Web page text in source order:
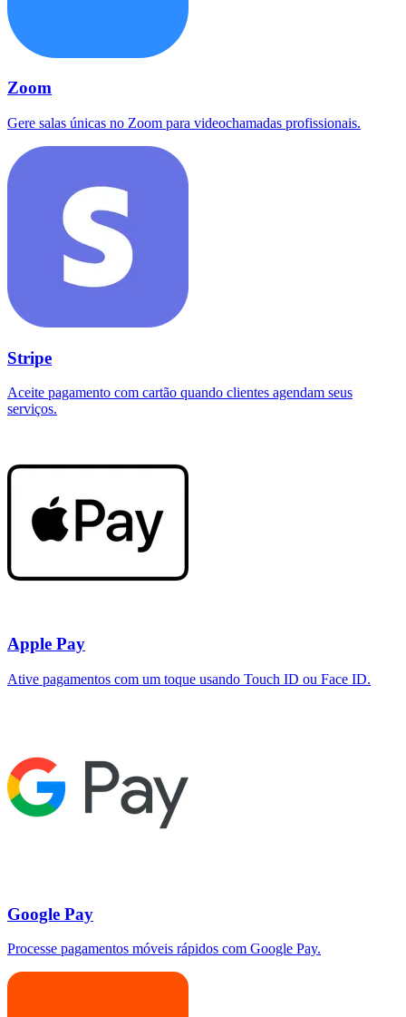
Zoom
Gere salas únicas no Zoom para videochamadas profissionais.
Stripe
Aceite pagamento com cartão quando clientes agendam seus
serviços.
Apple Pay
Ative pagamentos com um toque usando Touch ID ou Face ID.
Google Pay
Processe pagamentos móveis rápidos com Google Pay.